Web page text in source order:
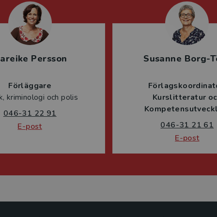
Persson
Förläggare
kriminologi och polis
046-31 22 91
E-post
Susanne Borg-
Kurslitteratur
046-31 21 61
E-post